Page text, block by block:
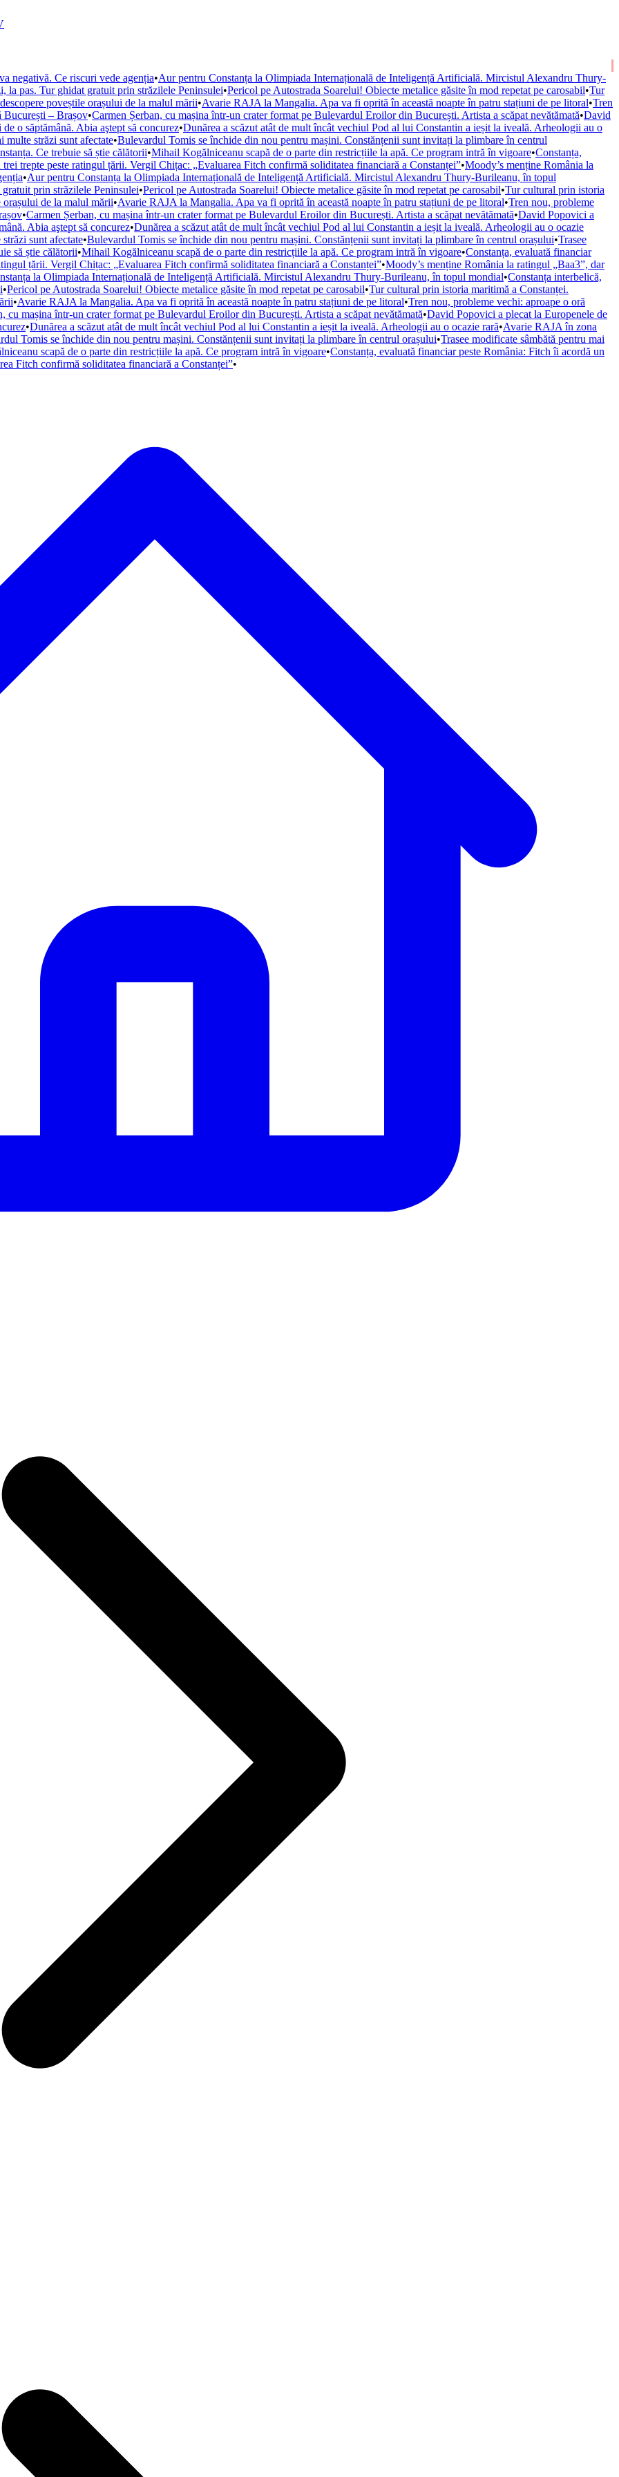
negativă. Ce riscuri vede agenția•Aur pentru Constanța la Olimpiada Internațională de Inteligență Artificială. Mircistul Alexandru Thury-
la pas. Tur ghidat gratuit prin străzilele Peninsulei•Pericol pe Autostrada Soarelui! Obiecte metalice găsite în mod repetat pe carosabil•Tur
poveștile orașului de la malul mării•Avarie RAJA la Mangalia. Apa va fi oprită în această noapte în patru stațiuni de pe litoral•Tren
București – Brașov•Carmen Șerban, cu mașina într-un crater format pe Bulevardul Eroilor din București. Artista a scăpat nevătămată•David
o săptămână. Abia aştept să concurez•Dunărea a scăzut atât de mult încât vechiul Pod al lui Constantin a ieșit la iveală. Arheologii au o
străzi sunt afectate•Bulevardul Tomis se închide din nou pentru mașini. Constănțenii sunt invitați la plimbare în centrul
Ce trebuie să știe călătorii•Mihail Kogălniceanu scapă de o parte din restricțiile la apă. Ce program intră în vigoare•Constanța,
trepte peste ratingul țării. Vergil Chițac: „Evaluarea Fitch confirmă soliditatea financiară a Constanței”•Moody’s menține România la
•Aur pentru Constanța la Olimpiada Internațională de Inteligență Artificială. Mircistul Alexandru Thury-Burileanu, în topul
prin străzilele Peninsulei•Pericol pe Autostrada Soarelui! Obiecte metalice găsite în mod repetat pe carosabil•Tur cultural prin istoria
orașului de la malul mării•Avarie RAJA la Mangalia. Apa va fi oprită în această noapte în patru stațiuni de pe litoral•Tren nou, probleme
•Carmen Șerban, cu mașina într-un crater format pe Bulevardul Eroilor din București. Artista a scăpat nevătămată•David Popovici a
Abia aştept să concurez•Dunărea a scăzut atât de mult încât vechiul Pod al lui Constantin a ieșit la iveală. Arheologii au o ocazie
sunt afectate•Bulevardul Tomis se închide din nou pentru mașini. Constănțenii sunt invitați la plimbare în centrul orașului•Trasee
să știe călătorii•Mihail Kogălniceanu scapă de o parte din restricțiile la apă. Ce program intră în vigoare•Constanța, evaluată financiar
țării. Vergil Chițac: „Evaluarea Fitch confirmă soliditatea financiară a Constanței”•Moody’s menține România la ratingul „Baa3”, dar
la Olimpiada Internațională de Inteligență Artificială. Mircistul Alexandru Thury-Burileanu, în topul mondial•Constanța interbelică,
•Pericol pe Autostrada Soarelui! Obiecte metalice găsite în mod repetat pe carosabil•Tur cultural prin istoria maritimă a Constanței.
•Avarie RAJA la Mangalia. Apa va fi oprită în această noapte în patru stațiuni de pe litoral•Tren nou, probleme vechi: aproape o oră
cu mașina într-un crater format pe Bulevardul Eroilor din București. Artista a scăpat nevătămată•David Popovici a plecat la Europenele de
•Dunărea a scăzut atât de mult încât vechiul Pod al lui Constantin a ieșit la iveală. Arheologii au o ocazie rară•Avarie RAJA în zona
Tomis se închide din nou pentru mașini. Constănțenii sunt invitați la plimbare în centrul orașului•Trasee modificate sâmbătă pentru mai
scapă de o parte din restricțiile la apă. Ce program intră în vigoare•Constanța, evaluată financiar peste România: Fitch îi acordă un
Fitch confirmă soliditatea financiară a Constanței”•